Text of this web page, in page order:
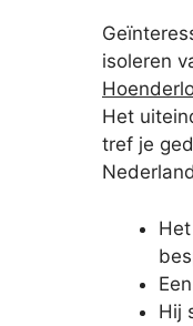
isoleren
Het
tref je
Hij